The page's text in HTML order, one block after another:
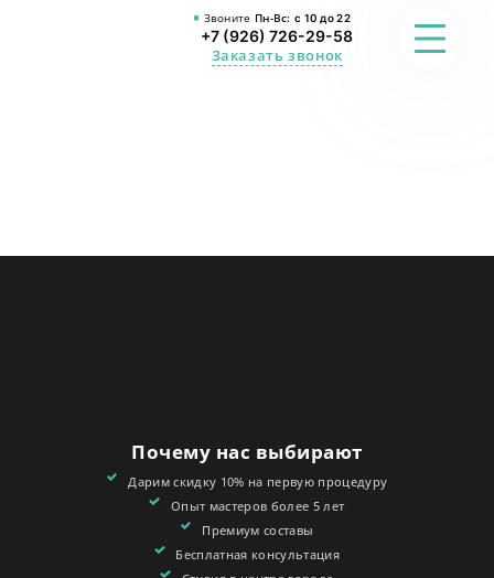
Звоните Пн-Вс:с 10 до 22
+7 (926) 726-29-58
Заказать звонок
КОНТАКТЫПочему нас выбирают
Дарим скидку 10% на первую процедуру
Опыт мастеров более 5 лет
Премиум составы
Бесплатная консультация